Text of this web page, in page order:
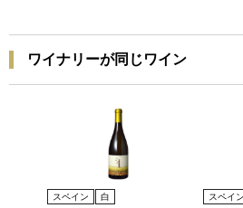
ワイナリーが同じワイン
スペイン 白 スペイン